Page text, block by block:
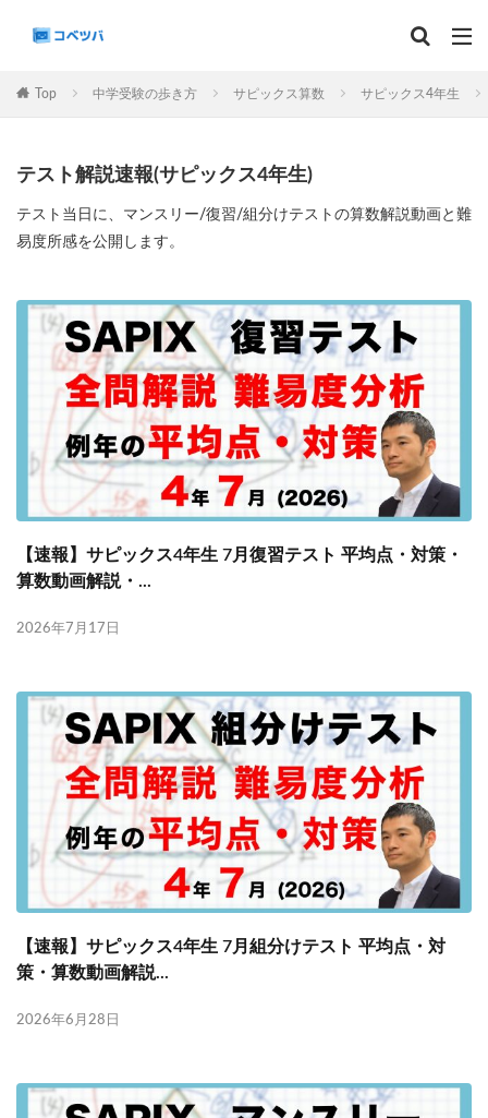
Top 中学受験の歩き方 サピックス算数 サピックス4年生
テスト解説速報(サピックス4年生)
テスト当日に、マンスリー/復習/組分けテストの算数解説動画と難
易度所感を公開します。
【速報】サピックス4年生 7月復習テスト 平均点・対策・
算数動画解説・...
2026年7月17日
【速報】サピックス4年生 7月組分けテスト 平均点・対
策・算数動画解説...
2026年6月28日
カテゴリー
算数 理科 3年生 後期(9月~11月)
サピックス 予習シリーズ 四谷大塚
早稲田アカデミー 英進館 中学受験算数
6年生 5年生 4年生 入試分析・志望校別対策
解体新書 保存版 学習法記事 テスト速報
学習相談への回答 コベツバradio（音声コンテンツ）
各No(ナンバー)についての話 ケアレスミス
SAPIXマンスリー確認/復習テスト SAPIX組分けテスト
早稲アカデミーカリキュラムテスト
四谷大塚志望校判定テスト 新学年(1月〜2月)
前期(3月〜7月) 夏期(7〜8月) 後期(9月〜11月)
冬期(12月〜1月) サピックステキスト解説・対策
予習シリーズテキスト解説・対策 コベツバweb授業
TopGun特訓 コベツバ過去問動画解説
コベツバからのお知らせ 抽象化能力 熱量
検索